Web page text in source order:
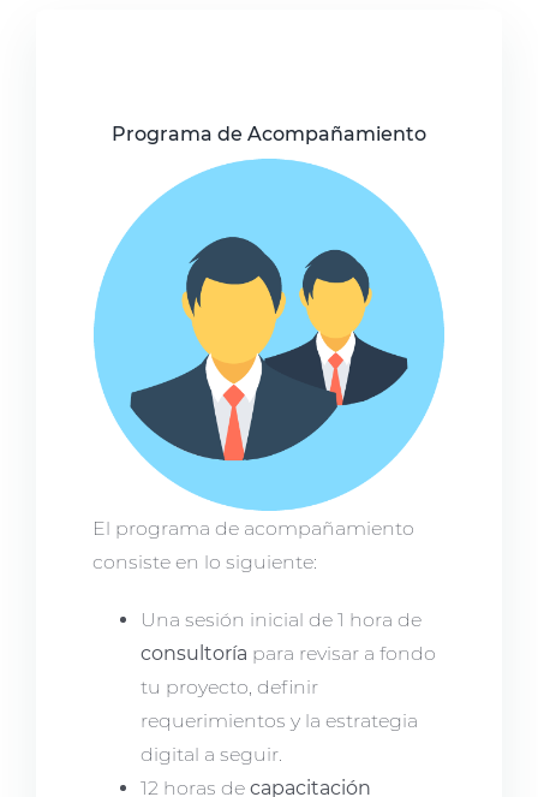
Programa de Acompañamiento
El programa de acompañamiento
consiste en lo siguiente:
Una sesión inicial de 1 hora de
consultoría para revisar a fondo
tu proyecto, definir
requerimientos y la estrategia
digital a seguir.
12 horas de capacitación